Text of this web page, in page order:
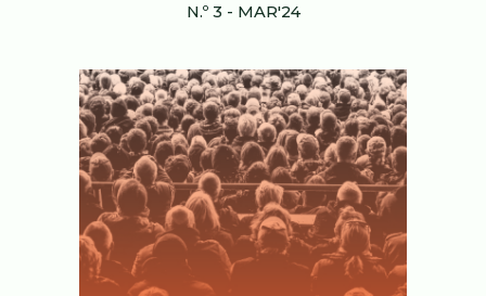
N.º 3 - MAR'24